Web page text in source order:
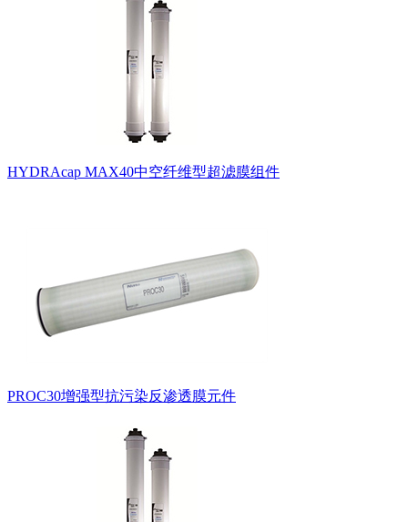
HYDRAcap MAX40中空纤维型超滤膜组件
PROC30增强型抗污染反渗透膜元件